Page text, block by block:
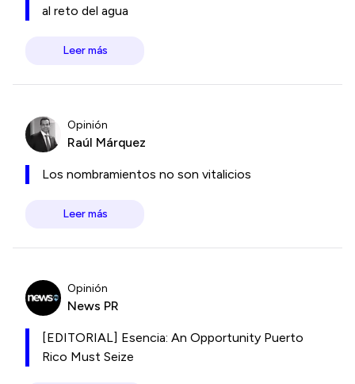
al reto del agua
Leer más
Opinión
Raúl Márquez
Los nombramientos no son vitalicios
Leer más
Opinión
News PR
[EDITORIAL] Esencia: An Opportunity Puerto
Rico Must Seize